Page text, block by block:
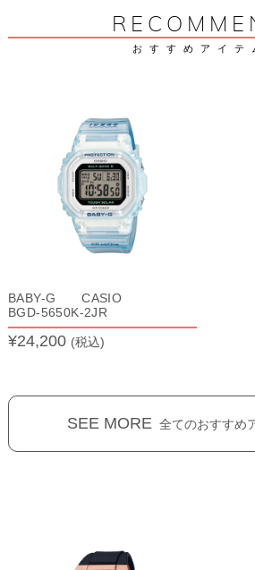
おすすめアイテ
BABY-G CASIO
BGD-5650K-2JR
¥24,200 (税込)
SEE MORE 全てのおすすめ